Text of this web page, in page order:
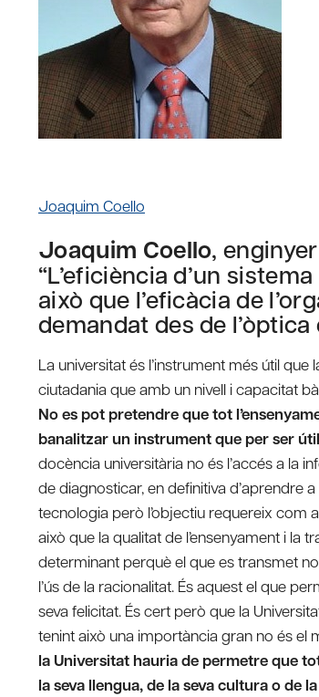
Joaquim Coello
Joaquim Coello,
“L’eficiència d’un
això que l’eficàcia de
demandat des de
La universitat és l’instrument més útil
ciutadania que amb un nivell i capacitat
No es pot pretendre que tot
banalitzar un instrument que per ser
docència universitària no és l’accés a la
de diagnosticar, en definitiva d’aprendre
tecnologia però l’objectiu requereix com
això que la qualitat de l’ensenyament i la
determinant perquè el que es transmet
l’ús de la racionalitat. És aquest el que
seva felicitat. És cert però que la
tenint això una importància gran no és el
la Universitat hauria de permetre que
la seva llengua, de la seva cultura o de